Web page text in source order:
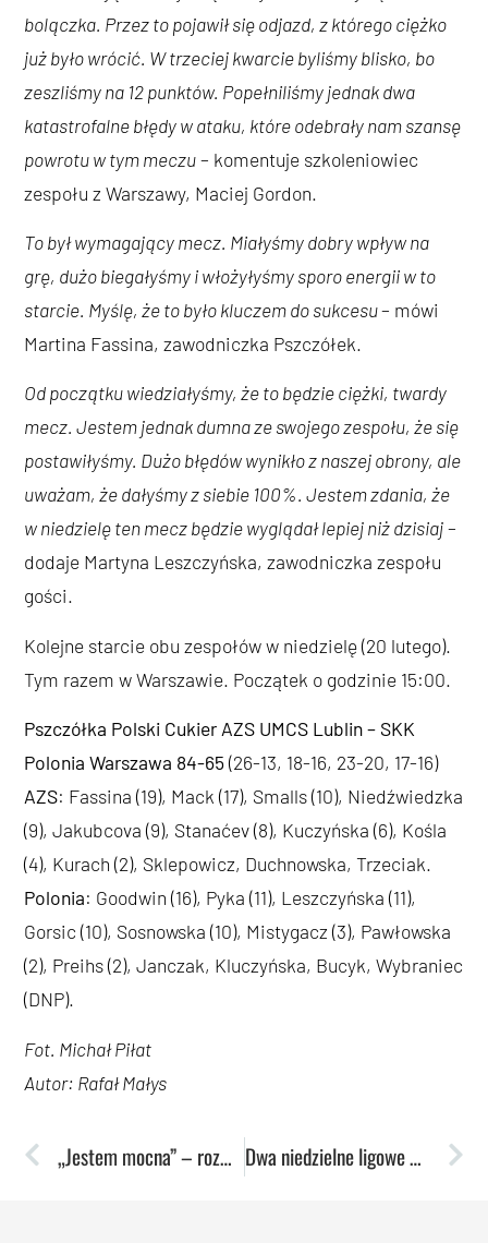
bolączka. Przez to pojawił się odjazd, z którego ciężko
już było wrócić. W trzeciej kwarcie byliśmy blisko, bo
zeszliśmy na 12 punktów. Popełniliśmy jednak dwa
katastrofalne błędy w ataku, które odebrały nam szansę
powrotu w tym meczu– komentuje szkoleniowiec
zespołu z Warszawy, Maciej Gordon.
To był wymagający mecz. Miałyśmy dobry wpływ na
grę, dużo biegałyśmy i włożyłyśmy sporo energii w to
starcie. Myślę, że to było kluczem do sukcesu– mówi
Martina Fassina, zawodniczka Pszczółek.
Od początku wiedziałyśmy, że to będzie ciężki, twardy
mecz. Jestem jednak dumna ze swojego zespołu, że się
postawiłyśmy. Dużo błędów wynikło z naszej obrony, ale
uważam, że dałyśmy z siebie 100%. Jestem zdania, że
w niedzielę ten mecz będzie wyglądał lepiej niż dzisiaj–
dodaje Martyna Leszczyńska, zawodniczka zespołu
gości.
Kolejne starcie obu zespołów w niedzielę (20 lutego).
Tym razem w Warszawie. Początek o godzinie 15:00.
Pszczółka Polski Cukier AZS UMCS Lublin – SKK
Polonia Warszawa 84-65(26-13, 18-16, 23-20, 17-16)
AZS: Fassina (19), Mack (17), Smalls (10), Niedźwiedzka
(9), Jakubcova (9), Stanaćev (8), Kuczyńska (6), Kośla
(4), Kurach (2), Sklepowicz, Duchnowska, Trzeciak.
Polonia: Goodwin (16), Pyka (11), Leszczyńska (11),
Gorsic (10), Sosnowska (10), Mistygacz (3), Pawłowska
(2), Preihs (2), Janczak, Kluczyńska, Bucyk, Wybraniec
(DNP).
Fot. Michał Piłat
Autor: Rafał Małys
„Jestem mocna” – rozmowa z Adrianną Sułek Dwa niedzielne ligowe mecze domowe akademików